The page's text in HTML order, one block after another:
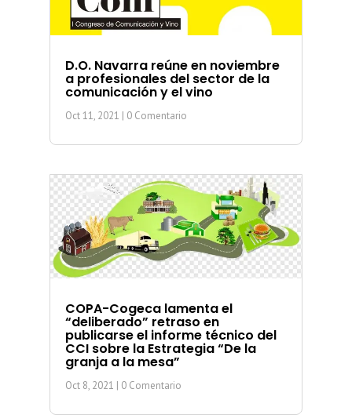
D.O. Navarra reúne en noviembre
a profesionales del sector de la
comunicación y el vino
Oct 11, 2021 | 0 Comentario
COPA-Cogeca lamenta el
“deliberado” retraso en
publicarse el informe técnico del
CCI sobre la Estrategia “De la
granja a la mesa”
Oct 8, 2021 | 0 Comentario